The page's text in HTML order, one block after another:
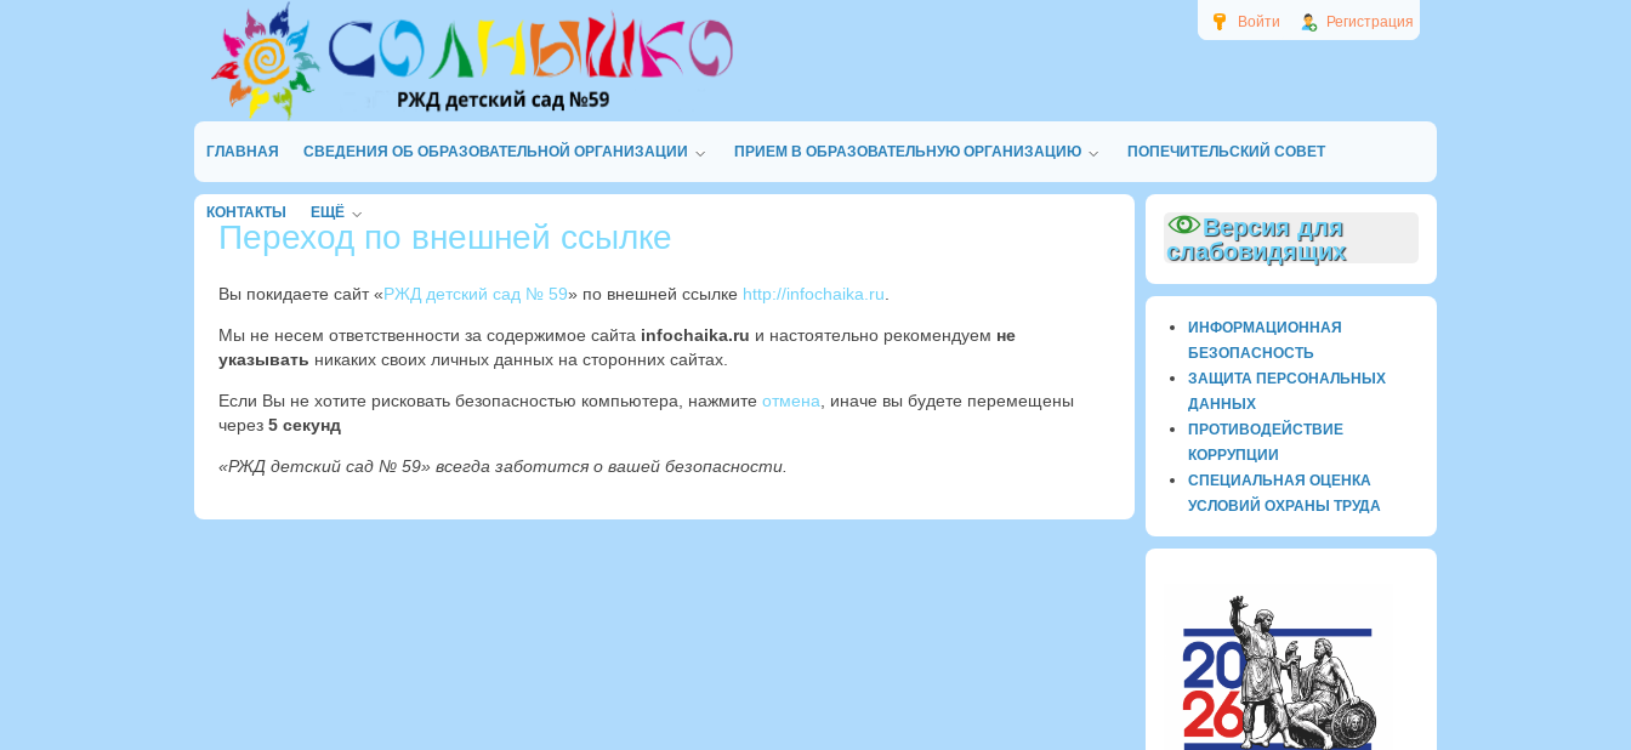
Войти Регистрация
ГЛАВНАЯ СВЕДЕНИЯ ОБ ОБРАЗОВАТЕЛЬНОЙ ОРГАНИЗАЦИИ ПРИЕМ В ОБРАЗОВАТЕЛЬНУЮ ОРГАНИЗАЦИЮ ПОПЕЧИТЕЛЬСКИЙ СОВЕТ
КОНТАКТЫ ЕЩЁ
Переход по внешней ссылке
Вы покидаете сайт «РЖД детский сад № 59» по внешней ссылке http://infochaika.ru
Мы не несем ответственности за содержимое сайта infochaika.ru и настоятельно рекомендуем не
указывать никаких своих личных данных на сторонних сайтах.
Если Вы не хотите рисковать безопасностью компьютера, нажмите отмена , иначе вы будете перемещены
через 4 секунд
«РЖД детский сад № 59» всегда заботится о вашей безопасности.
Версия для
слабовидящих
ИНФОРМАЦИОННАЯ
БЕЗОПАСНОСТЬ
ЗАЩИТА ПЕРСОНАЛЬНЫХ
ДАННЫХ
ПРОТИВОДЕЙСТВИЕ
КОРРУПЦИИ
СПЕЦИАЛЬНАЯ ОЦЕНКА
УСЛОВИЙ ОХРАНЫ ТРУДА